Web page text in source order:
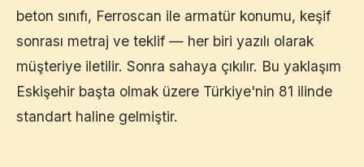
beton sınıfı, Ferroscan ile armatür konumu, keşif
sonrası metraj ve teklif — her biri yazılı olarak
müşteriye iletilir. Sonra sahaya çıkılır. Bu yaklaşım
Eskişehir başta olmak üzere Türkiye'nin 81 ilinde
standart haline gelmiştir.